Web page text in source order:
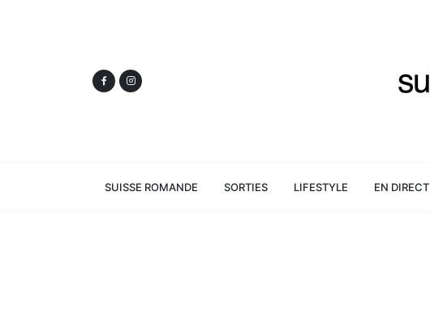
SUISSE ROMANDE SORTIES LIFESTYLE EN DIRECT